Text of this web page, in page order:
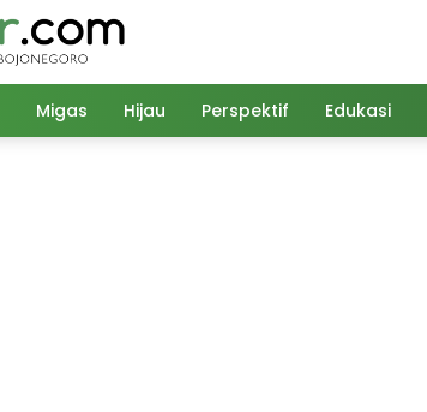
Migas Hijau Perspektif Edukasi